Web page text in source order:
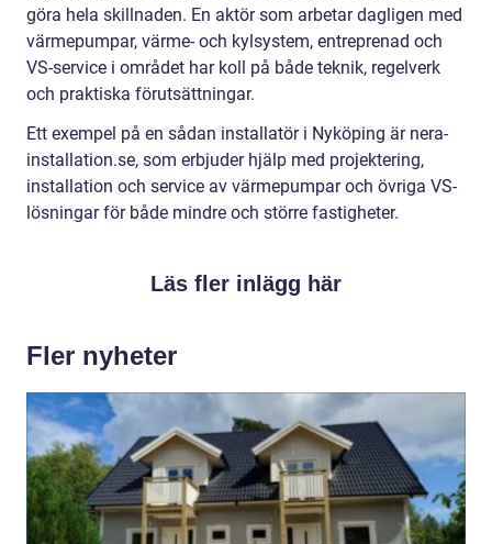
göra hela skillnaden. En aktör som arbetar dagligen med
värmepumpar, värme- och kylsystem, entreprenad och
VS-service i området har koll på både teknik, regelverk
och praktiska förutsättningar.
Ett exempel på en sådan installatör i Nyköping är nera-
installation.se, som erbjuder hjälp med projektering,
installation och service av värmepumpar och övriga VS-
lösningar för både mindre och större fastigheter.
Läs fler inlägg här
Fler nyheter